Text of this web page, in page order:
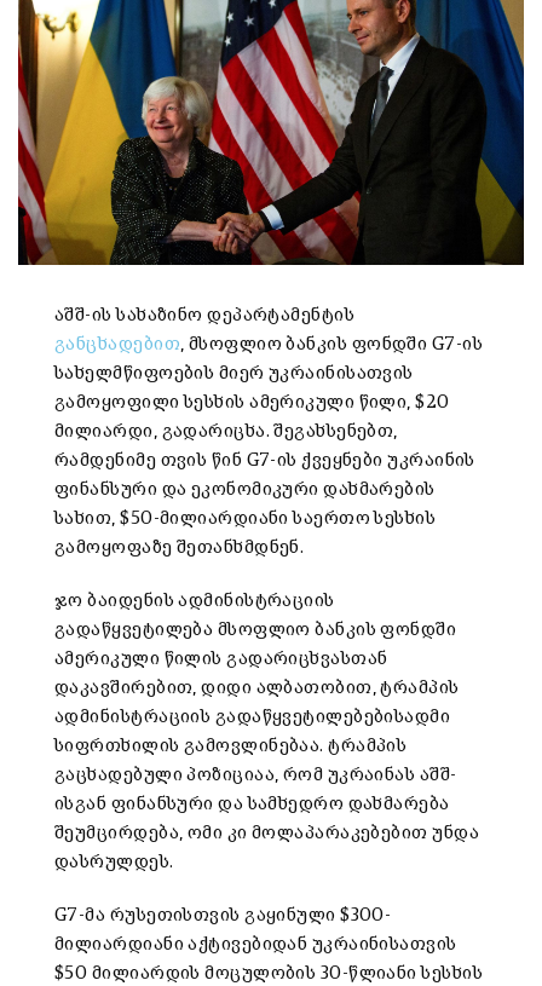
აშშ-ის სახაზინო დეპარტამენტის
განცხადებით, მსოფლიო ბანკის ფონდში G7-ის
სახელმწიფოების მიერ უკრაინისათვის
გამოყოფილი სესხის ამერიკული წილი, $20
მილიარდი, გადარიცხა. შეგახსენებთ,
რამდენიმე თვის წინ G7-ის ქვეყნები უკრაინის
ფინანსური და ეკონომიკური დახმარების
სახით, $50-მილიარდიანი საერთო სესხის
გამოყოფაზე შეთანხმდნენ.
ჯო ბაიდენის ადმინისტრაციის
გადაწყვეტილება მსოფლიო ბანკის ფონდში
ამერიკული წილის გადარიცხვასთან
დაკავშირებით, დიდი ალბათობით, ტრამპის
ადმინისტრაციის გადაწყვეტილებებისადმი
სიფრთხილის გამოვლინებაა. ტრამპის
გაცხადებული პოზიციაა, რომ უკრაინას აშშ-
ისგან ფინანსური და სამხედრო დახმარება
შეუმცირდება, ომი კი მოლაპარაკებებით უნდა
დასრულდეს.
G7-მა რუსეთისთვის გაყინული $300-
მილიარდიანი აქტივებიდან უკრაინისათვის
$50 მილიარდის მოცულობის 30-წლიანი სესხის